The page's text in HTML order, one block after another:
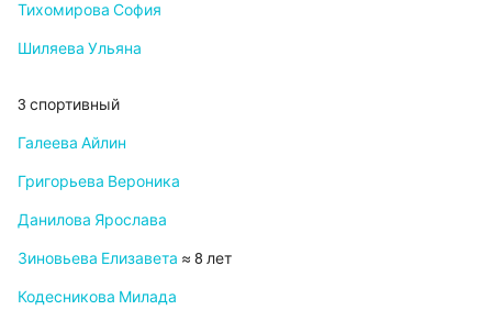
Тихомирова София
Шиляева Ульяна
3 спортивный
Галеева Айлин
Григорьева Вероника
Данилова Ярослава
Зиновьева Елизавета ≈ 8 лет
Кодесникова Милада